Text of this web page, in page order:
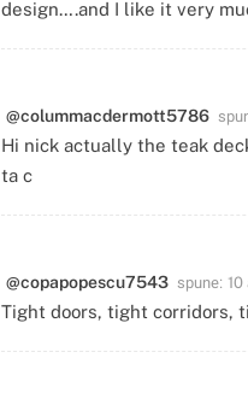
design….and I like it very
@colummacdermott5786
Hi nick actually the teak
ta c
@copapopescu7543 spune:
Tight doors, tight corridors,